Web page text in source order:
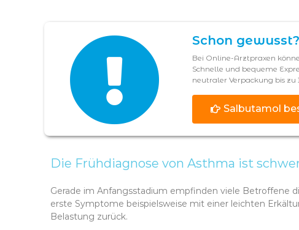
Schon gewusst?
Bei Online-Arztpraxen
Schnelle und bequeme
neutraler Verpackung bis
Salbutamol
Die Frühdiagnose von Asthma ist
Gerade im Anfangsstadium empfinden viele Betroffene
erste Symptome beispielsweise mit einer leichten
Belastung zurück.